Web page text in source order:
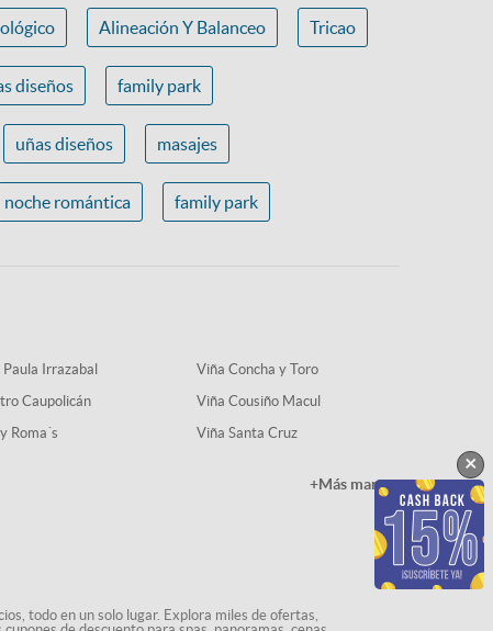
Alineación Y Balanceo Tricao
diseños family park
uñas diseños masajes
noche romántica family park
Paula Irrazabal
Caupolicán
Roma´s
Viña Concha y Toro
Viña Cousiño Macul
Viña Santa Cruz
+Más marcas
todo en un solo lugar. Explora miles de ofertas,
×